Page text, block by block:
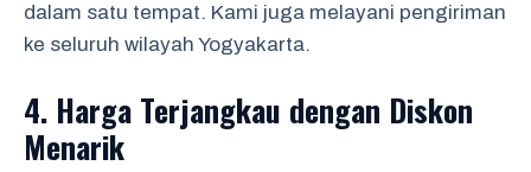
dalam satu tempat. Kami juga melayani pengiriman
ke seluruh wilayah Yogyakarta.
4. Harga Terjangkau dengan Diskon
Menarik